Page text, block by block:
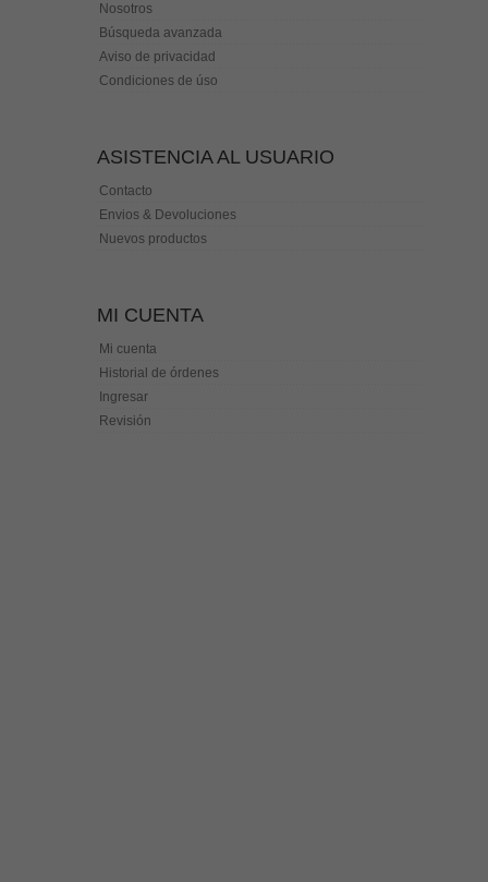
Nosotros
Búsqueda avanzada
Aviso de privacidad
Condiciones de úso
ASISTENCIA AL USUARIO
Contacto
Envios & Devoluciones
Nuevos productos
MI CUENTA
Mi cuenta
Historial de órdenes
Ingresar
Revisión